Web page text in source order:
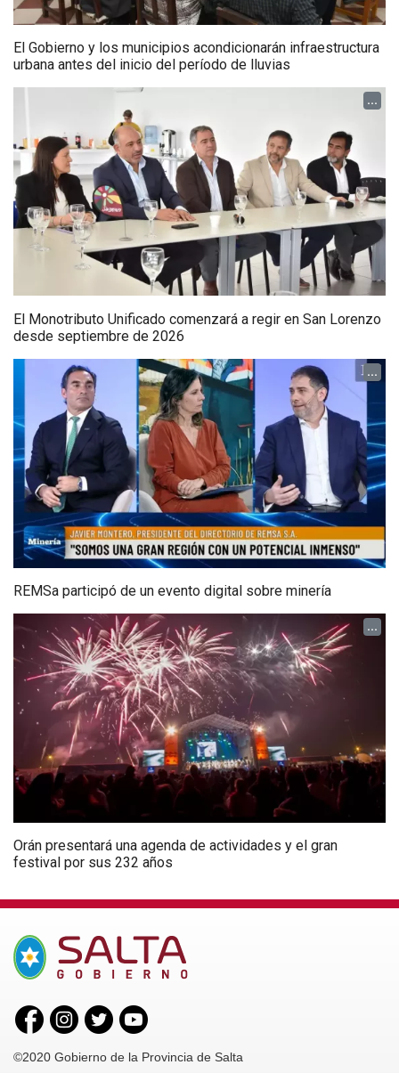
El Gobierno y los municipios acondicionarán infraestructura
urbana antes del inicio del período de lluvias
...
El Monotributo Unificado comenzará a regir en San Lorenzo
desde septiembre de 2026
...
REMSa participó de un evento digital sobre minería
...
Orán presentará una agenda de actividades y el gran
festival por sus 232 años
©2020 Gobierno de la Provincia de Salta